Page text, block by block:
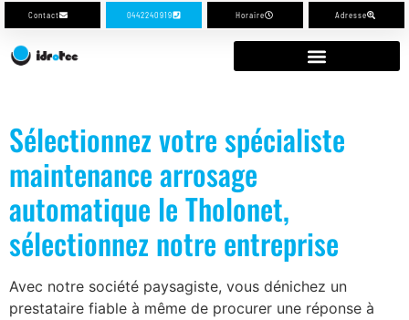
Contact 0442240919 Horaire Adresse
Sélectionnez votre spécialiste
maintenance arrosage
automatique le Tholonet,
sélectionnez notre entreprise
Avec notre société paysagiste, vous dénichez un
prestataire fiable à même de procurer une réponse à